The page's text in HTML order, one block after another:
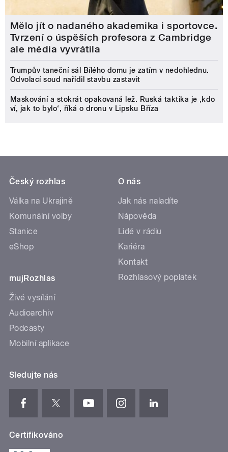
Mělo jít o nadaného akademika i sportovce.
Tvrzení o úspěších profesora z Cambridge
ale média vyvrátila
Trumpův taneční sál Bílého domu je zatím v nedohlednu.
Odvolací soud nařídil stavbu zastavit
Maskování a stokrát opakovaná lež. Ruská taktika je ‚kdo
ví, jak to bylo‘, říká o dronu v Lipsku Bříza
Český rozhlas
Válka na Ukrajině
Komunální volby
Stanice
eShop
mujRozhlas
Živé vysílání
Audioarchiv
Podcasty
Mobilní aplikace
O nás
Jak nás naladíte
Nápověda
Lidé v rádiu
Kariéra
Kontakt
Rozhlasový poplatek
Sledujte nás
Certifikováno